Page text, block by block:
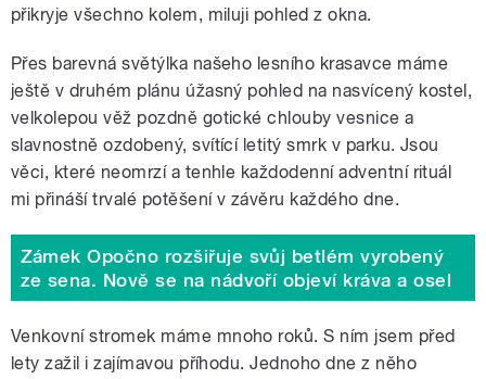
přikryje všechno kolem, miluji pohled z okna.
Přes barevná světýlka našeho lesního krasavce máme
ještě v druhém plánu úžasný pohled na nasvícený kostel,
velkolepou věž pozdně gotické chlouby vesnice a
slavnostně ozdobený, svítící letitý smrk v parku. Jsou
věci, které neomrzí a tenhle každodenní adventní rituál
mi přináší trvalé potěšení v závěru každého dne.
Zámek Opočno rozšiřuje svůj betlém vyrobený
ze sena. Nově se na nádvoří objeví kráva a osel
Venkovní stromek máme mnoho roků. S ním jsem před
lety zažil i zajímavou příhodu. Jednoho dne z něho